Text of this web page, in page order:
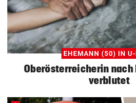
EHEMANN (50) IN
Oberösterreicherin nach
verblutet